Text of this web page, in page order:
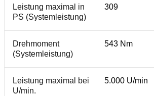
Leistung maximal in
PS (Systemleistung)
309
Drehmoment
(Systemleistung)
543 Nm
Leistung maximal bei
U/min.
5.000 U/min